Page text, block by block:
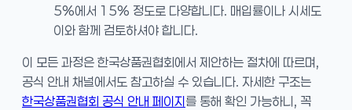
5%에서 15% 정도로 다양합니다. 매입률이나 시세도
이와 함께 검토하셔야 합니다.
이 모든 과정은 한국상품권협회에서 제안하는 절차에 따르며,
공식 안내 채널에서도 참고하실 수 있습니다. 자세한 구조는
한국상품권협회 공식 안내 페이지를 통해 확인 가능하니, 꼭